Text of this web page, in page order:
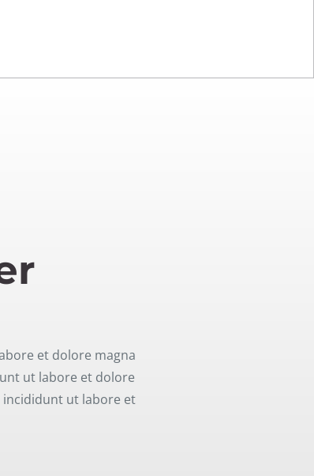
et dolore magna
ut labore et dolore
inci­did­unt ut labore et